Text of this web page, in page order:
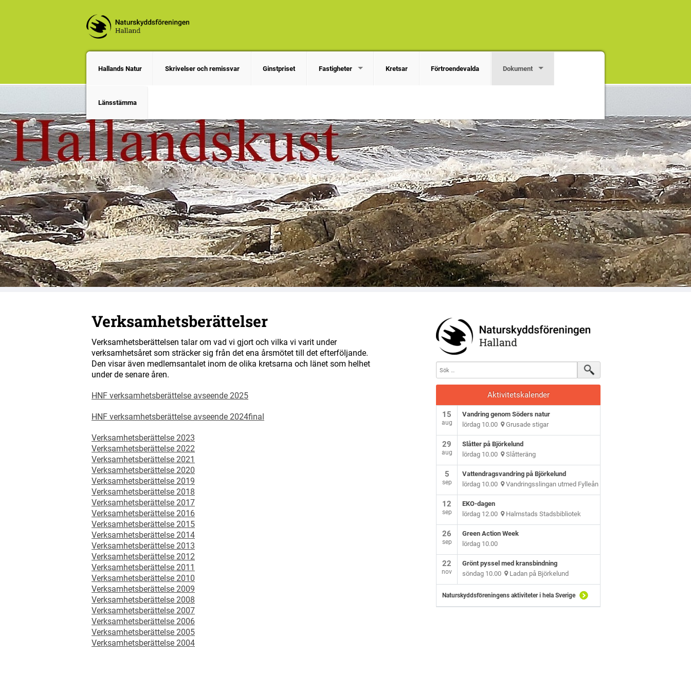
Hallands Natur Skrivelser och remissvar Ginstpriset Fastigheter Kretsar Förtroendevalda Dokument
Länsstämma
Naturskyddsföreningen i Halland
Verksamhetsberättelser
Verksamhetsberättelsen talar om vad vi gjort och vilka vi varit under
verksamhetsåret som sträcker sig från det ena årsmötet till det efterföljande.
Den visar även medlemsantalet inom de olika kretsarna och länet som helhet
under de senare åren.
HNF verksamhetsberättelse avseende 2025
HNF verksamhetsberättelse avseende 2024final
Verksamhetsberättelse 2023
Verksamhetsberättelse 2022
Verksamhetsberättelse 2021
Verksamhetsberättelse 2020
Verksamhetsberättelse 2019
Verksamhetsberättelse 2018
Verksamhetsberättelse 2017
Verksamhetsberättelse 2016
Verksamhetsberättelse 2015
Verksamhetsberättelse 2014
Verksamhetsberättelse 2013
Verksamhetsberättelse 2012
Verksamhetsberättelse 2011
Verksamhetsberättelse 2010
Verksamhetsberättelse 2009
Verksamhetsberättelse 2008
Verksamhetsberättelse 2007
Verksamhetsberättelse 2006
Verksamhetsberättelse 2005
Verksamhetsberättelse 2004
Aktivitetskalender
15
aug
Vandring genom Söders natur
lördag 10.00 Grusade stigar
29
aug
Slåtter på Björkelund
lördag 10.00 Slåtteräng
5
sep
Vattendragsvandring på Björkelund
lördag 10.00 Vandringsslingan utmed Fylleån
12
sep
EKO-dagen
lördag 12.00 Halmstads Stadsbibliotek
26
sep
Green Action Week
lördag 10.00
22
nov
Grönt pyssel med kransbindning
söndag 10.00 Ladan på Björkelund
Naturskyddsföreningens aktiviteter i hela Sverige